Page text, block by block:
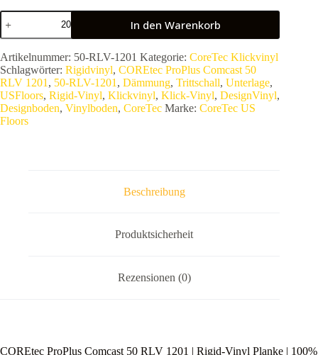
COREtec
ProPlus
Comcast
50
RLV
1201
|
Rigid-
Vinyl
Planke
In den Warenkorb
Artikelnummer: 50-RLV-1201 Kategorie: CoreTec Klickvinyl
Schlagwörter: Rigidvinyl, COREtec ProPlus Comcast 50
RLV 1201 , 50-RLV-1201 , Dämmung, Trittschall, Unterlage,
USFloors, Rigid-Vinyl, Klickvinyl, Klick-Vinyl, DesignVinyl,
Designboden, Vinylboden, CoreTec Marke: CoreTec US
Floors
Beschreibung
Produktsicherheit
Rezensionen (0)
COREtec ProPlus Comcast 50 RLV 1201 | Rigid-Vinyl Planke | 100%